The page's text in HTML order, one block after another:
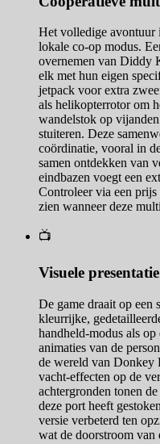
Het volledige avontuur
lokale co-op modus.
overnemen van Diddy
elk met hun eigen
jetpack voor extra
als helikopterrotor om
wandelstok op
stuiteren. Deze
coördinatie, vooral in
samen ontdekken van
eindbazen voegt een
Controleer via een
zien wanneer deze
📺
Visuele presentatie
De game draait op een
kleurrijke,
handheld-modus als
animaties van de
de wereld van Donkey
vacht-effecten op de
achtergronden tonen
deze port heeft
versie verbeterd ten
wat de doorstroom